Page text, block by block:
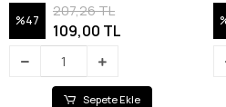
%47
207,26 TL
109,00 TL
Sepete Ekle